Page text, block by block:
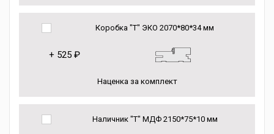
Коробка "Т" ЭКО 2070*80*34 мм
+ 525 ₽
Наценка за комплект
Наличник "Т" МДФ 2150*75*10 мм